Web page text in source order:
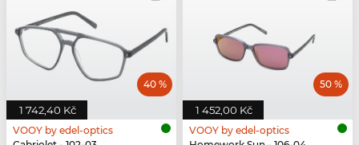
1 742,40 Kč
40 %
VOOY by edel-optics
1 452,00 Kč
50 %
VOOY by edel-optics